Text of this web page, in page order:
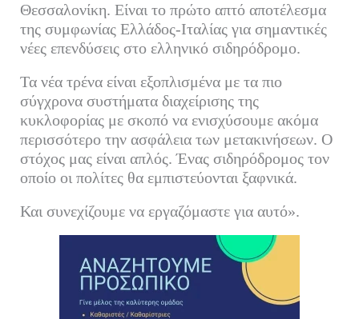
Θεσσαλονίκη. Είναι το πρώτο απτό αποτέλεσμα
της συμφωνίας Ελλάδος-Ιταλίας για σημαντικές
νέες επενδύσεις στο ελληνικό σιδηρόδρομο.
Τα νέα τρένα είναι εξοπλισμένα με τα πιο
σύγχρονα συστήματα διαχείρισης της
κυκλοφορίας με σκοπό να ενισχύσουμε ακόμα
περισσότερο την ασφάλεια των μετακινήσεων. Ο
στόχος μας είναι απλός. Ένας σιδηρόδρομος τον
οποίο οι πολίτες θα εμπιστεύονται ξαφνικά.
Και συνεχίζουμε να εργαζόμαστε για αυτό».